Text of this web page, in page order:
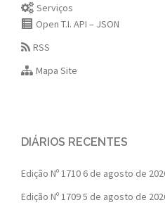
Serviços
Open T.I. API – JSON
RSS
Mapa Site
DIÁRIOS RECENTES
Edição Nº 1710 6 de agosto de
Edição Nº 17095 de agosto de